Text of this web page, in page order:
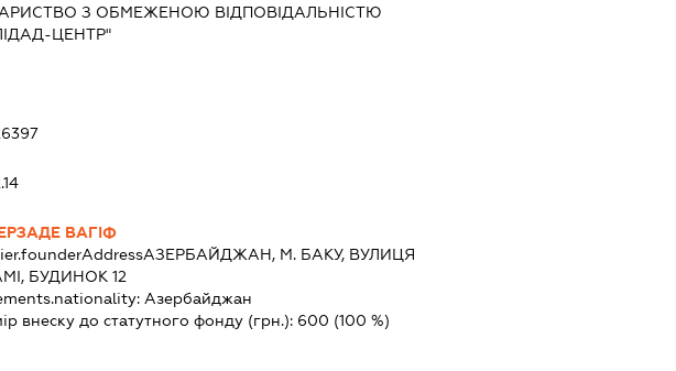
З ОБМЕЖЕНОЮ ВІДПОВІДАЛЬНІСТЮ
ЦЕНТР"
ВАГІФ
АЗЕРБАЙДЖАН, М. БАКУ, ВУЛИЦЯ
БУДИНОК 12
Азербайджан
внеску до статутного фонду (грн.): 600 (100 %)